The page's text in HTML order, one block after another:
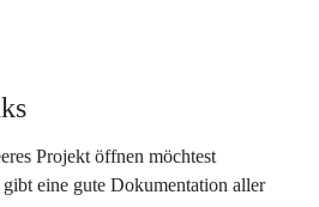
Projekt öffnen möchtest
gibt eine gute Dokumentation aller